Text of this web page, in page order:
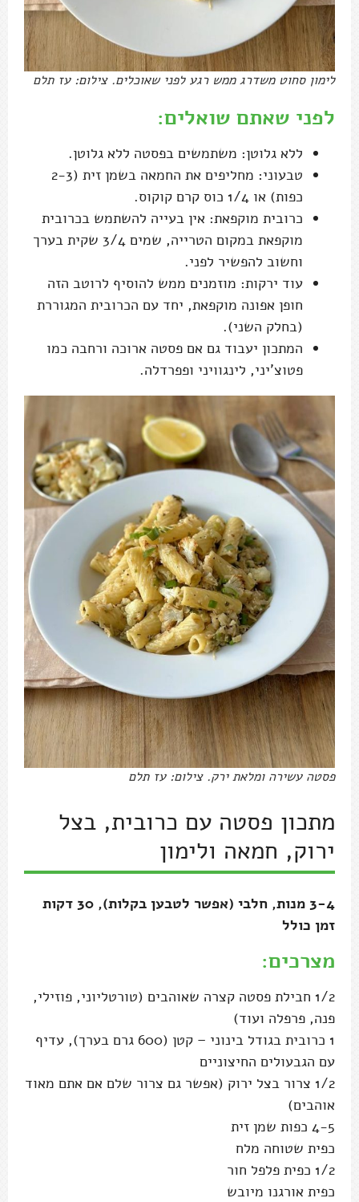
לימון סחוט משדרג ממש רגע לפני שאוכלים. צילום: עז תלם
לפני שאתם שואלים:
ללא גלוטן: משתמשים בפסטה ללא גלוטן.
טבעוני: מחליפים את החמאה בשמן זית (2-3
כפות) או 1/4 כוס קרם קוקוס.
כרובית מוקפאת: אין בעייה להשתמש בכרובית
מוקפאת במקום הטרייה, שמים 3/4 שקית בערך
וחשוב להפשיר לפני.
עוד ירקות: מוזמנים ממש להוסיף לרוטב הזה
חופן אפונה מוקפאת, יחד עם הכרובית המגוררת
(בחלק השני).
המתכון יעבוד גם אם פסטה ארוכה ורחבה כמו
פטוצ'יני, לינגוויני ופפרדלה.
פסטה עשירה ומלאת ירק. צילום: עז תלם
מתכון פסטה עם כרובית, בצל
ירוק, חמאה ולימון
3-4 מנות, חלבי (אפשר לטבען בקלות), 30 דקות
זמן כולל
מצרכים:
1/2 חבילת פסטה קצרה שאוהבים (טורטליוני, פוזילי,
פנה, פרפלה ועוד)
1 כרובית בגודל בינוני – קטן (600 גרם בערך), עדיף
עם הגבעולים החיצוניים
1/2 צרור בצל ירוק (אפשר גם צרור שלם אם אתם מאוד
אוהבים)
4-5 כפות שמן זית
כפית שטוחה מלח
1/2 כפית פלפל חור
כפית אורגנו מיובש